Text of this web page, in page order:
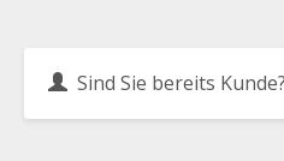
Sind Sie bereits Kunde?